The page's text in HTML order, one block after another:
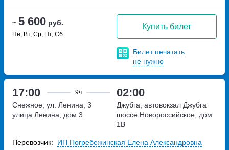
~ 5 600 руб.
Пн, Вт, Ср, Пт, Сб
Купить билет
Билет печатать
не нужно
17:00 9ч 02:00
Снежное, ул. Ленина, 3
улица Ленина, дом 3
Джубга, автовокзал Джубга
шоссе Новороссийское, дом
1В
Перевозчик: ИП Погребежинская Елена Александровна